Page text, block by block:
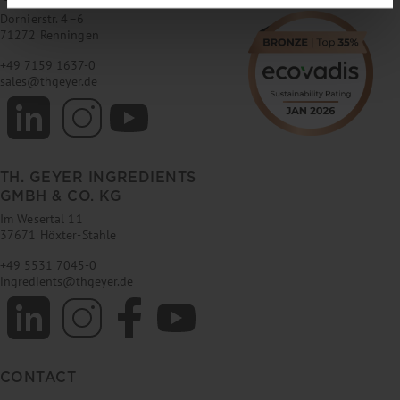
Dornierstr. 4–6
71272 Renningen
+49 7159 1637-0
sales@thgeyer.de
TH. GEYER INGREDIENTS
GMBH & CO. KG
Im Wesertal 11
37671 Höxter-Stahle
+49 5531 7045-0
ingredients@thgeyer.de
CONTACT